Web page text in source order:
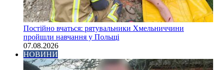
Постійно вчаться: рятувальники Хмельниччини
пройшли навчання у Польщі
07.08.2026
НОВИНИ